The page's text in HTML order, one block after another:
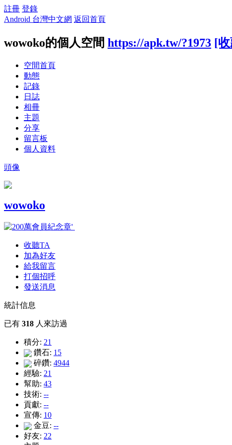
註冊 登錄
Android 台灣中文網 返回首頁
wowoko的個人空間 https://apk.tw/?1973 [
空間首頁
動態
記錄
日誌
相冊
主題
分享
留言板
個人資料
頭像
wowoko
收聽TA
加為好友
給我留言
打個招呼
發送消息
統計信息
已有 318 人來訪過
積分: 21
鑽石: 15
碎鑽: 4944
經驗: 21
幫助: 43
技術: --
貢獻: --
宣傳: 10
金豆: --
好友: 22